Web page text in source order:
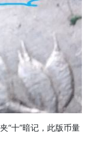
十”暗记，此版币量